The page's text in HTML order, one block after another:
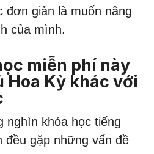
đơn giản là muốn nâng
của mình.
miễn phí này
Hoa Kỳ khác với
nghìn khóa học tiếng
đều gặp những vấn đề